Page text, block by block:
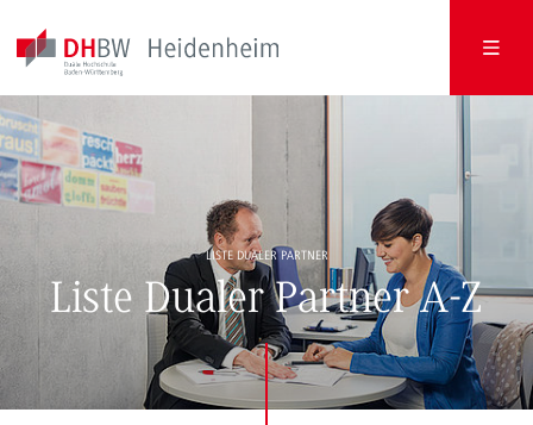
LISTE DUALER PARTNER
Liste Dualer Partner A-Z